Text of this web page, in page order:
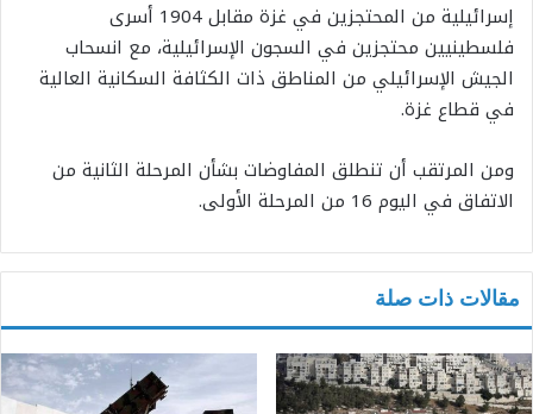
إسرائيلية من المحتجزين في غزة مقابل 1904 أسرى
فلسطينيين محتجزين في السجون الإسرائيلية، مع انسحاب
الجيش الإسرائيلي من المناطق ذات الكثافة السكانية العالية
في قطاع غزة.
ومن المرتقب أن تنطلق المفاوضات بشأن المرحلة الثانية من
الاتفاق في اليوم 16 من المرحلة الأولى.
مقالات ذات صلة